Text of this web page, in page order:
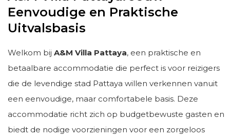
Eenvoudige en Praktische
Uitvalsbasis
Welkom bij A&M Villa Pattaya, een praktische en
betaalbare accommodatie die perfect is voor reizigers
die de levendige stad Pattaya willen verkennen vanuit
een eenvoudige, maar comfortabele basis. Deze
accommodatie richt zich op budgetbewuste gasten en
biedt de nodige voorzieningen voor een zorgeloos